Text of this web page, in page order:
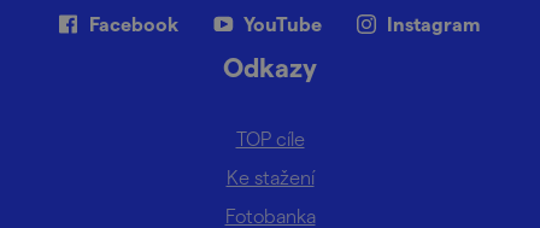
Facebook YouTube Instagram
Odkazy
TOP cíle
Ke stažení
Fotobanka